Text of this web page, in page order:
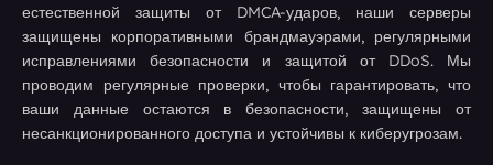
естественной защиты от DMCA-ударов, наши серверы
защищены корпоративными брандмауэрами, регулярными
исправлениями безопасности и защитой от DDoS. Мы
проводим регулярные проверки, чтобы гарантировать, что
ваши данные остаются в безопасности, защищены от
несанкционированного доступа и устойчивы к киберугрозам.